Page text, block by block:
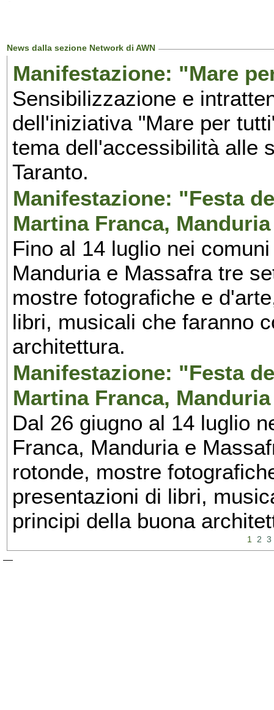
News dalla sezione Network di AWN
Manifestazione: "Mare
Sensibilizzazione e
dell'iniziativa "Mare per
tema dell'accessibilità alle
Taranto.
Manifestazione: "Festa
Martina Franca,
Fino al 14 luglio nei
Manduria e Massafra tre
mostre fotografiche e
libri, musicali che faranno
architettura.
Manifestazione: "Festa
Martina Franca,
Dal 26 giugno al 14 luglio
Franca, Manduria e
rotonde, mostre
presentazioni di libri,
principi della buona
1 2 3